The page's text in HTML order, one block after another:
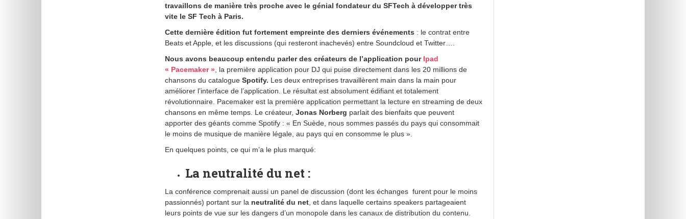
travaillons de manière très proche avec le génial fondateur du SFTech à développer très
vite le SF Tech à Paris.
Cette dernière édition fut fortement empreinte des derniers événements : le contrat entre
Beats et Apple, et les discussions (qui resteront inachevés) entre Soundcloud et Twitter….
Nous avons beaucoup entendu parler des créateurs de l’application pourIpad
« Pacemaker », la première application pour DJ qui puise directement dans les 20 millions de
chansons du catalogueSpotify. Les deux entreprises travaillèrent main dans la main pour
améliorer l’interface de l’application. Le résultat est absolument édifiant et totalement
révolutionnaire. Pacemaker est la première application permettant la lecture en streaming de deux
chansons en même temps. Le créateur,Jonas Norberg parlait des bienfaits que peuvent
apporter des géants comme Spotify : « En Suède, nous sommes passés du pays qui consommait
le moins de musique de manière légale, au pays qui en consomme le plus ».
En quelques points, ce qui m’a le plus marqué:
La neutralité du net :
La conférence comprenait aussi un panel de discussion (dont les échanges furent pour le moins
passionnés) portant sur la neutralité du net, et dans laquelle certains speakers partageaient
leurs points de vue sur les dangers d’un monopole dans les canaux de distribution du contenu.